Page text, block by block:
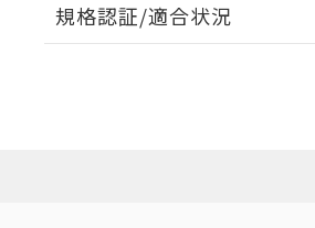
A: 45mm以上、B: 40mm以上
EU RoHS 注意事項・凡例
規格認証/適合状況